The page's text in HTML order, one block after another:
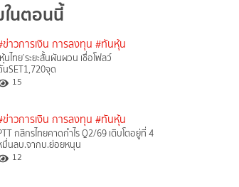
นตอนนี้
ข่าวการเงิน การลงทุน #ทันหุ้น
หุ้นไทย’ระยะสั้นผันผวน เชื่อโฟลว์
SET1,720จุด
15
ข่าวการเงิน การลงทุน #ทันหุ้น
กสิกรไทยคาดกำไร Q2/69 เติบโตอยู่ที่ 4
มื่นลบ.จากบ.ย่อยหนุน
12